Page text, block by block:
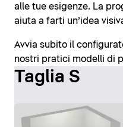
alle tue esigenze. La
aiuta a farti un’idea
Avvia subito il
nostri pratici modelli di
Taglia S